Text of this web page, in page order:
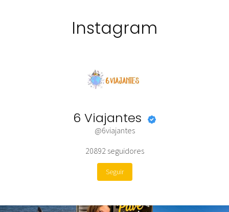
Instagram
6 Viajantes
@6viajantes
20892 seguidores
Seguir